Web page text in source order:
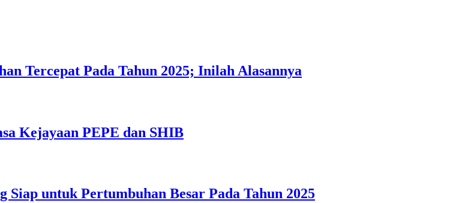
Tercepat Pada Tahun 2025; Inilah Alasannya
Kejayaan PEPE dan SHIB
untuk Pertumbuhan Besar Pada Tahun 2025